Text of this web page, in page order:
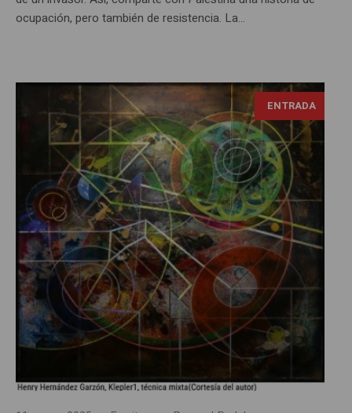
ocupación, pero también de resistencia. La...
ENTRADA